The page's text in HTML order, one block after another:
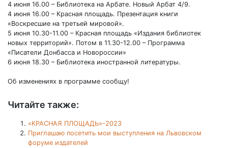
4 июня 16.00 – Библиотека на Арбате. Новый Арбат 4/9.
4 июня 16.00 – Красная площадь. Презентация книги
«Воскресшие на третьей мировой».
5 июня 10.30-11.00 – Красная площадь «Издания библиотек
новых территорий». Потом в 11.30-12.00 – Программа
«Писатели Донбасса и Новороссии»
6 июня 18.30 – Библиотека иностранной литературы.
Об изменениях в программе сообщу!
Читайте также:
«КРАСНАЯ ПЛОЩАДЬ»-2023
Приглашаю посетить мои выступления на Львовском
форуме издателей